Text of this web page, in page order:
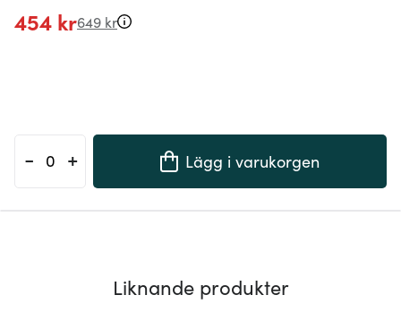
454 kr649 kr
- + Lägg i varukorgen
Liknande produkter